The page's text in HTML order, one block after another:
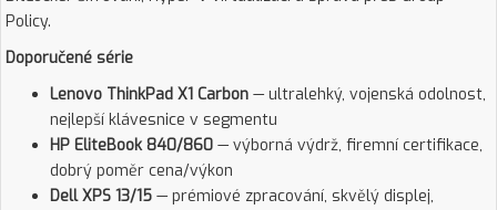
Policy.
Doporučené série
Lenovo ThinkPad X1 Carbon — ultralehký, vojenská odolnost,
nejlepší klávesnice v segmentu
HP EliteBook 840/860 — výborná výdrž, firemní certifikace,
dobrý poměr cena/výkon
Dell XPS 13/15 — prémiové zpracování, skvělý displej,